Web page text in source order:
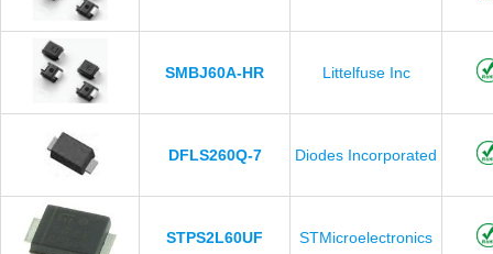
SMBJ60A-HR Littelfuse Inc
DFLS260Q-7 Diodes Incorporated
STPS2L60UF STMicroelectronics